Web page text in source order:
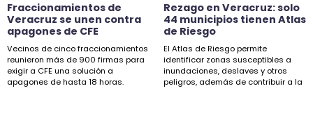
Fraccionamientos de
Veracruz se unen contra
apagones de CFE
Vecinos de cinco fraccionamientos
reunieron más de 900 firmas para
exigir a CFE una solución a
apagones de hasta 18 horas.
Rezago en Veracruz: solo
44 municipios tienen Atlas
de Riesgo
El Atlas de Riesgo permite
identificar zonas susceptibles a
inundaciones, deslaves y otros
peligros, además de contribuir a la